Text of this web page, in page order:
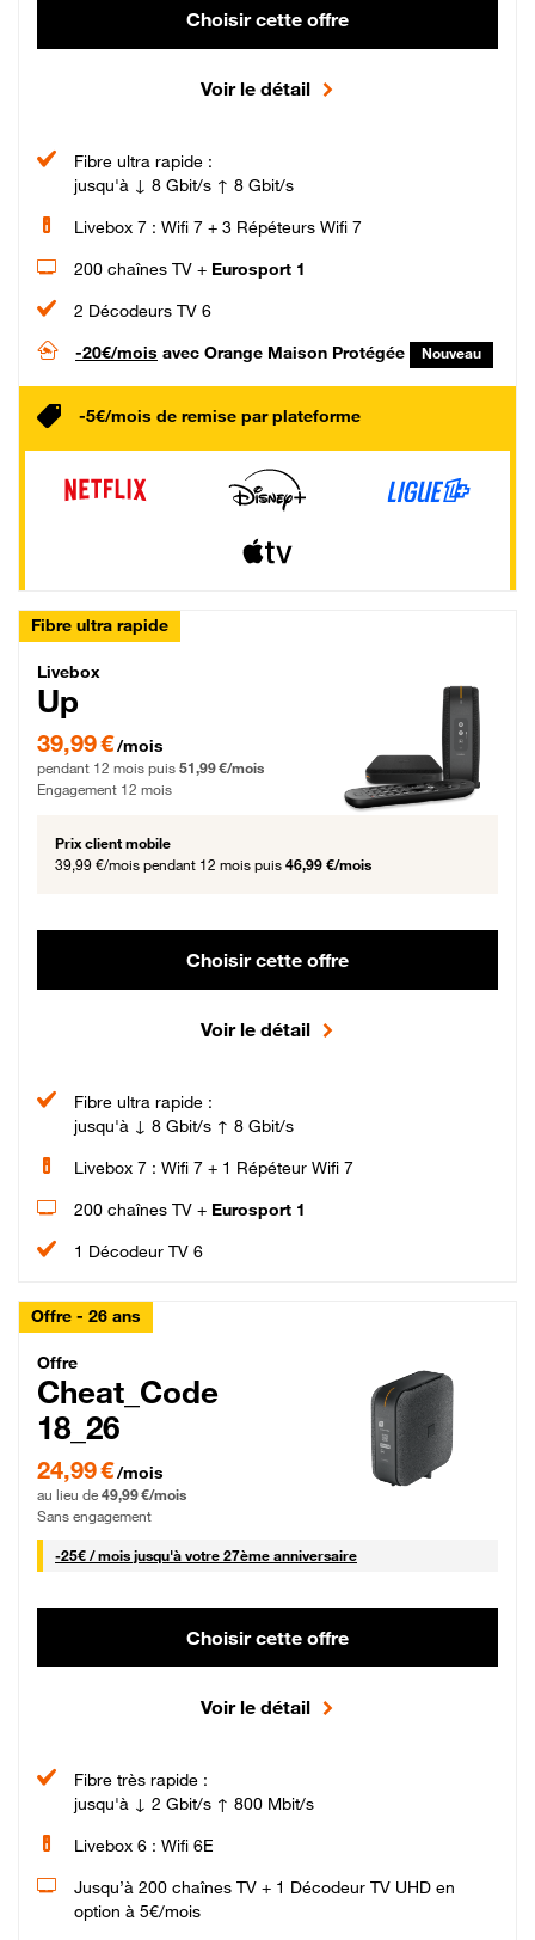
Choisir cette offre
Voir le détail
Fibre ultra rapide :
jusqu'à ↓ 8 Gbit/s ↑ 8 Gbit/s
Livebox 7 : Wifi 7 + 3 Répéteurs Wifi 7
200 chaînes TV + Eurosport 1
2 Décodeurs TV 6
-20€/mois avec Orange Maison Protégée Nouveau
-5€/mois de remise par plateforme
Fibre ultra rapide
Livebox Up Fibre
Livebox
Up
39,99 € par mois pendant 12 mois puis 51,99 € par mois, Engagement 12 mois
39,99 €/mois
pendant 12 mois puis 51,99 €/mois
Engagement 12 mois
Prix client mobile
39,99 €/mois pendant 12 mois puis 46,99 €/mois
Choisir cette offre
Voir le détail
Fibre ultra rapide :
jusqu'à ↓ 8 Gbit/s ↑ 8 Gbit/s
Livebox 7 : Wifi 7 + 1 Répéteur Wifi 7
200 chaînes TV + Eurosport 1
1 Décodeur TV 6
Offre - 26 ans
Cheat_Code Fibre_18_26
Offre
Cheat_Code
18_26
24,99 € par mois pendant 0 mois puis 49,99 € par mois, Sans engagement
24,99 €/mois
au lieu de 49,99 €/mois
Sans engagement
-25€ / mois25 € par mois
jusqu'à votre 27ème anniversaire
Choisir cette offre
Voir le détail
Fibre très rapide :
jusqu'à ↓ 2 Gbit/s ↑ 800 Mbit/s
Livebox 6 : Wifi 6E
Jusqu’à 200 chaînes TV + 1 Décodeur TV UHD en
option à 5€/mois